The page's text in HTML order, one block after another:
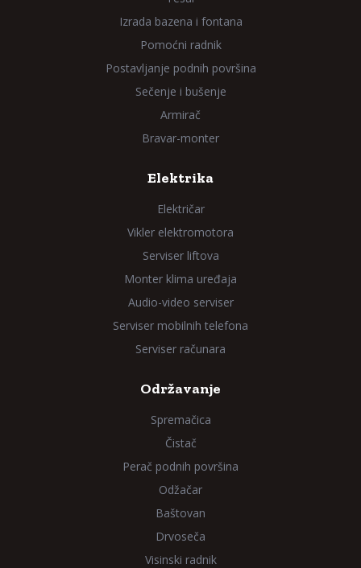
Izrada bazena i fontana
Pomoćni radnik
Postavljanje podnih površina
Sečenje i bušenje
Armirač
Bravar-monter
Elektrika
Električar
Vikler elektromotora
Serviser liftova
Monter klima uređaja
Audio-video serviser
Serviser mobilnih telefona
Serviser računara
Održavanje
Spremačica
Čistač
Perač podnih površina
Odžačar
Baštovan
Drvoseča
Visinski radnik